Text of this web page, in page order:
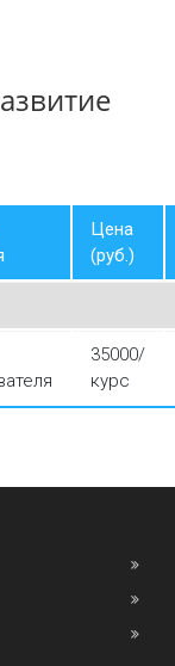
Цена
(руб.)
35000/
курс